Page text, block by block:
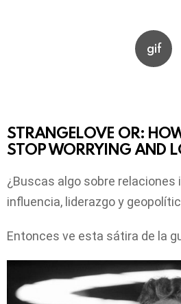
STRANGELOVE OR:
STOP WORRYING AND
¿Buscas algo sobre relaciones
influencia, liderazgo y
Entonces ve esta sátira de la